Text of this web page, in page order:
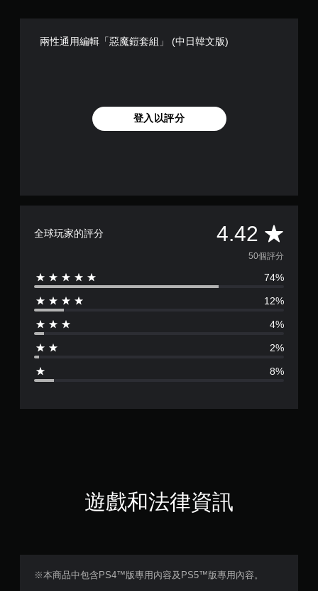
兩性通用編輯「惡魔鎧套組」 (中日韓文版)
登入以評分
全球玩家的評分 4.42 平
均
評
分
4
4
50個評分
74%
12%
4%
2%
8%
遊戲和法律資訊
※本商品中包含PS4™版專用內容及PS5™版專用內容。